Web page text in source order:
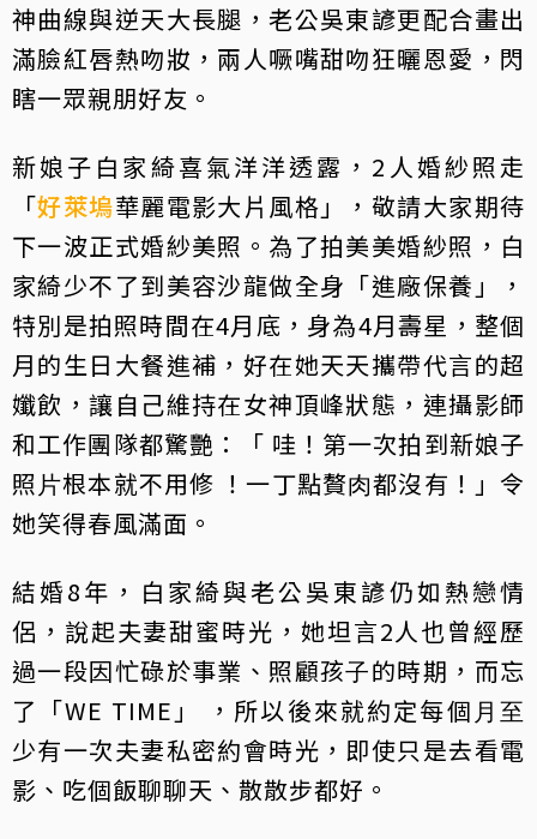
神曲線與逆天大長腿，老公吳東諺更配合畫出
滿臉紅唇熱吻妝，兩人噘嘴甜吻狂曬恩愛，閃
瞎一眾親朋好友。
新娘子白家綺喜氣洋洋透露，2人婚紗照走
「好萊塢華麗電影大片風格」，敬請大家期待
下一波正式婚紗美照。為了拍美美婚紗照，白
家綺少不了到美容沙龍做全身「進廠保養」，
特別是拍照時間在4月底，身為4月壽星，整個
月的生日大餐進補，好在她天天攜帶代言的超
孅飲，讓自己維持在女神頂峰狀態，連攝影師
和⼯作團隊都驚艷：「 哇！第一次拍到新娘子
照⽚根本就不⽤修 ！⼀丁點贅⾁都沒有！」令
她笑得春風滿面。
結婚8年，白家綺與老公吳東諺仍如熱戀情
侶，說起夫妻甜蜜時光，她坦言2人也曾經歷
過⼀段因忙碌於事業、照顧孩⼦的時期，而忘
了「WE TIME」 ，所以後來就約定每個⽉⾄
少有⼀次夫妻私密約會時光，即使只是去看電
影、吃個飯聊聊天、散散步都好。